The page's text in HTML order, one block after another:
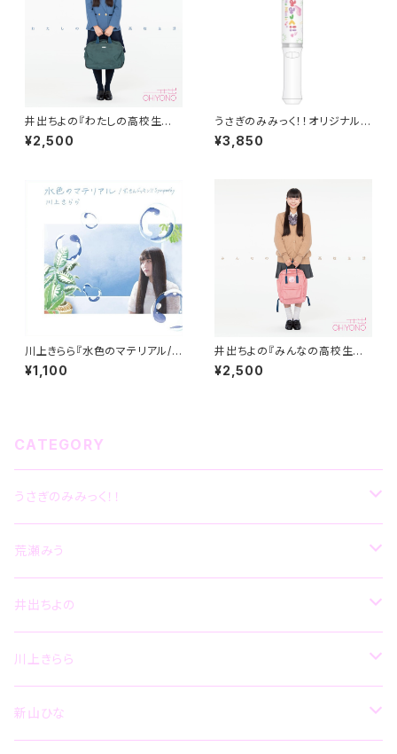
井出ちよの『わたしの高校生活』
（2ndAlbum）
¥2,500
うさぎのみみっく！！オリジナルペ
ンライト
¥3,850
川上きらら『水色のマテリアル/ず
っきんドッキン！！Sympathy』(2
ndSingle)
¥1,100
井出ちよの『みんなの高校生活』
（3rdAlbum）
¥2,500
CATEGORY
うさぎのみみっく！！
CD
グッズ
荒瀬みう
CD
グッズ
その他
井出ちよの
CD
グッズ
川上きらら
CD
新山ひな